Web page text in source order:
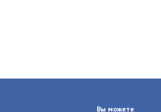
Вы можете